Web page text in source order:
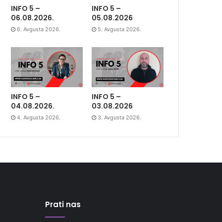
INFO 5 –
06.08.2026.
6. Avgusta 2026.
INFO 5 –
05.08.2026
5. Avgusta 2026.
INFO 5 –
04.08.2026.
4. Avgusta 2026.
INFO 5 –
03.08.2026
3. Avgusta 2026.
Prati nas